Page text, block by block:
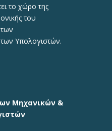
το χώρο της
του
των Υπολογιστών.
Μηχανικών &